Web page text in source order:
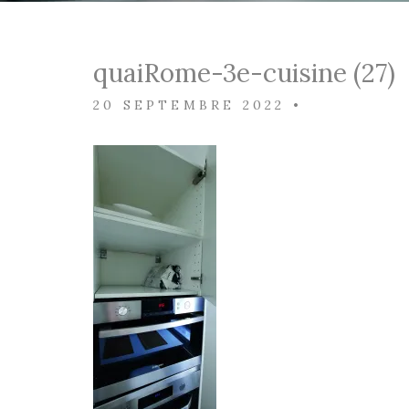
quaiRome-3e-cuisine (27)
20 SEPTEMBRE 2022 •